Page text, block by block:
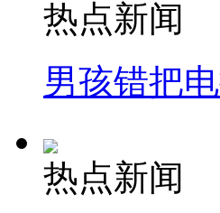
热点新闻
男孩错把
热点新闻